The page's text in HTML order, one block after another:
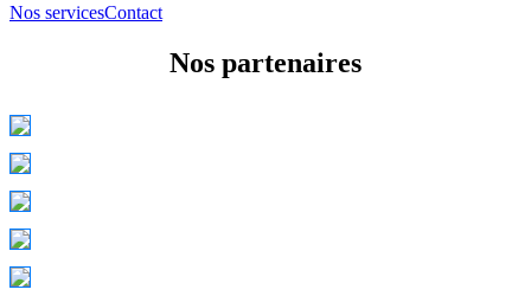
Nos servicesContact
Nos partenaires